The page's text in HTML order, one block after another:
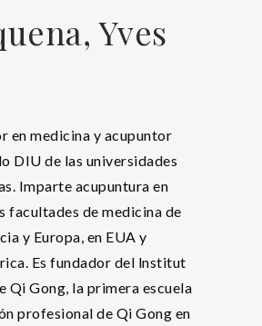
Yves
en medicina y acupuntor
DIU de las universidades
Imparte acupuntura en
facultades de medicina de
y Europa, en EUA y
Es fundador del lnstitut
Qi Gong, la primera escuela
profesional de Qi Gong en